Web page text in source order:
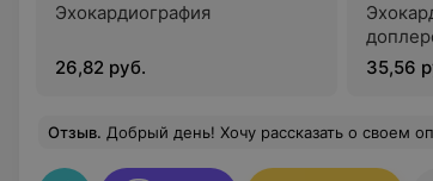
Эхокардиография
26,82 руб.
35,56
Отзыв. Добрый день! Хочу рассказать о своем опыте удаления Зубов мудрости. Анатолий Александрович оказался невероятно внимательным. Перед процедурой он подробно объяснил, как всё будет проходить, успокоил и ответил на все вопросы. Само удаление прошло под седацией (наркозом), и здесь я хочу особенно отметить работу анестезиолога Игоря Чеславовича. Игорь Чеславович тщательно подошел к делу: предварительно расспросил о самочувствии, аллергиях, хронических заболеваниях. Во время